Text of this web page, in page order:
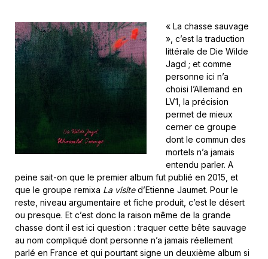
« La chasse sauvage
», c’est la traduction
littérale de Die Wilde
Jagd ; et comme
personne ici n’a
choisi l’Allemand en
LV1, la précision
permet de mieux
cerner ce groupe
dont le commun des
mortels n’a jamais
entendu parler. A
peine sait-on que le premier album fut publié en 2015, et
que le groupe remixa La visited’Etienne Jaumet. Pour le
reste, niveau argumentaire et fiche produit, c’est le désert
ou presque. Et c’est donc la raison même de la grande
chasse dont il est ici question : traquer cette bête sauvage
au nom compliqué dont personne n’a jamais réellement
parlé en France et qui pourtant signe un deuxième album si